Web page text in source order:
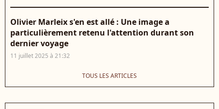
Olivier Marleix s'en est allé : Une image a
particulièrement retenu l'attention durant son
dernier voyage
11 juillet 2025 à 21:32
TOUS LES ARTICLES